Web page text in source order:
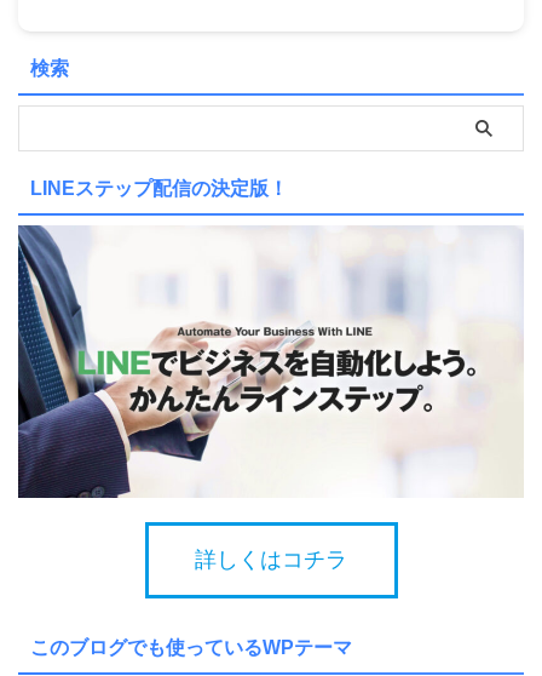
検索
LINEステップ配信の決定版！
詳しくはコチラ
このブログでも使っているWPテーマ